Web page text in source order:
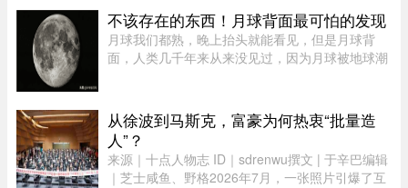
不该存在的东西！月球背面最可怕的发现
月球我们都熟，晚上抬头就能看见，但是月球背
面，人类几千年来从来没见过，因为月球被地球潮
面一样拥有14天一轮的完整白 ...
从徐波到马斯克，富豪为何热衷“批量造
人”？
来源｜十点人物志 ID｜sdrenwu撰文 | 于辛巴编辑
｜芝士咸鱼、野格2026年7月，一张照片引爆了互